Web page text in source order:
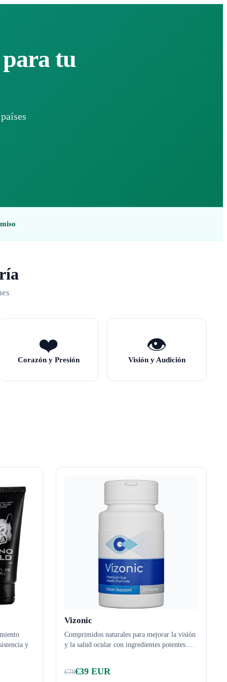
tu
❤️
Corazón y Presión
👁️
Visión y Audición
y
Vizonic
Comprimidos naturales para mejorar la visión
y la salud ocular con ingredientes potentes.…
€78€39 EUR